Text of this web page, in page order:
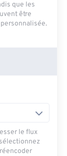
que les
être
le flux